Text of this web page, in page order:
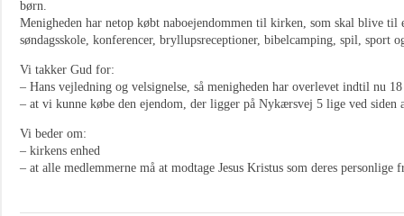
børn.
Menigheden har netop købt naboejendommen til kirken, som skal blive
søndagsskole, konferencer, bryllupsreceptioner, bibelcamping, spil, sport
Vi takker Gud for:
– Hans vejledning og velsignelse, så menigheden har overlevet indtil nu 18
– at vi kunne købe den ejendom, der ligger på Nykærsvej 5 lige ved
Vi beder om:
– kirkens enhed
– at alle medlemmerne må at modtage Jesus Kristus som deres personlige